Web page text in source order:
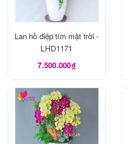
Lan hồ điệp tím mặt trời -
LHD1171
7.500.000₫